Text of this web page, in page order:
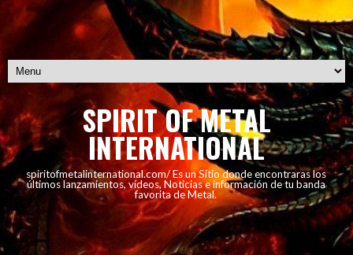
SPIRIT OF METAL
INTERNATIONAL
spiritofmetalinternational.com/ Es un Sitio donde encontraras los
últimos lanzamientos, vídeos, Noticias e información de tu banda
favorita de Metal.